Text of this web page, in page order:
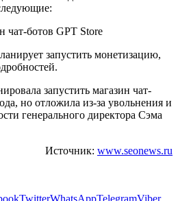
запустить монетизацию,
запустить магазин чат-
но отложила из-за увольнения и
генерального директора Сэма
Источник: www.seonews.ru
TwitterWhatsAppTelegramViber